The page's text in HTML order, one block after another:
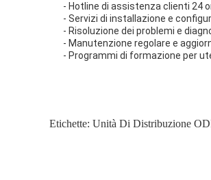
- Hotline di assistenza clienti 24
- Servizi di installazione e
- Risoluzione dei problemi e
- Manutenzione regolare e
- Programmi di formazione per
Etichette: Unità Di Distribuzione